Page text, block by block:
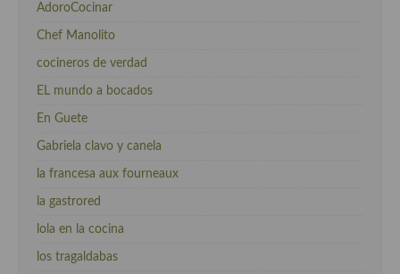
AdoroCocinar
Chef Manolito
cocineros de verdad
EL mundo a bocados
En Guete
Gabriela clavo y canela
la francesa aux fourneaux
la gastrored
lola en la cocina
los tragaldabas